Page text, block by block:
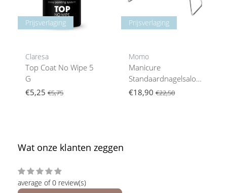
Prijsverlaging
Claresa
Top Coat No Wipe 5
G
€5,25 €5,75
Prijsverlaging
Momo
Manicure
Standaardnagelsalonzilver/
Zwart
€18,90 €22,50
Wat onze klanten zeggen
average of 0 review(s)